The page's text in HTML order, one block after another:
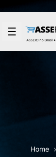
Pular para o
Home